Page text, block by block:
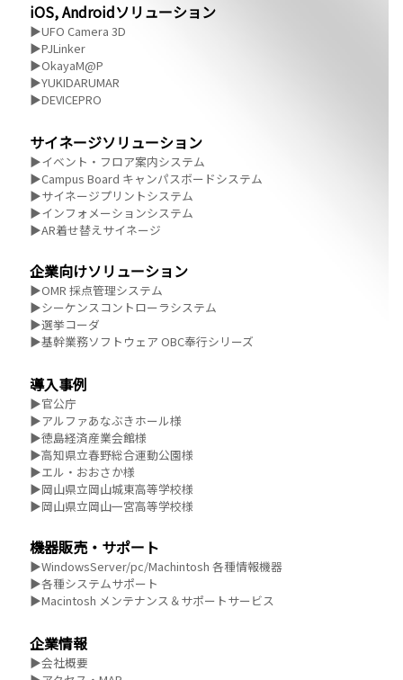
iOS, Androidソリューション
▶UFO Camera 3D
▶PJLinker
▶OkayaM@P
▶YUKIDARUMAR
▶DEVICEPRO
サイネージソリューション
▶イベント・フロア案内システム
▶Campus Board キャンパスボードシステム
▶サイネージプリントシステム
▶インフォメーションシステム
▶AR着せ替えサイネージ
企業向けソリューション
▶OMR 採点管理システム
▶シーケンスコントローラシステム
▶選挙コーダ
▶基幹業務ソフトウェア OBC奉行シリーズ
導入事例
▶官公庁
▶アルファあなぶきホール様
▶徳島経済産業会館様
▶高知県立春野総合運動公園様
▶エル・おおさか様
▶岡山県立岡山城東高等学校様
▶岡山県立岡山一宮高等学校様
機器販売・サポート
▶WindowsServer/pc/Machintosh 各種情報機器
▶各種システムサポート
▶Macintosh メンテナンス＆サポートサービス
企業情報
▶会社概要